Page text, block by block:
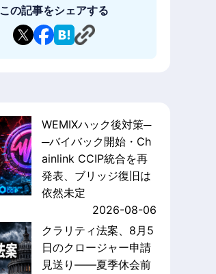
この記事をシェアする
WEMIXハック後対策─
─バイバック開始・Ch
ainlink CCIP統合を再
発表、ブリッジ復旧は
依然未定
2026-08-06
クラリティ法案、8月5
日のクロージャー申請
見送り——夏季休会前